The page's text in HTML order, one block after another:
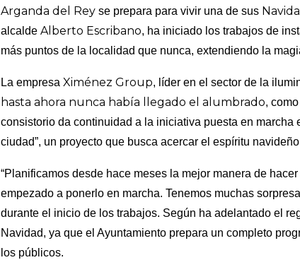
Arganda del Rey se prepara para vivir una de sus
alcaldeAlberto Escribano, ha iniciado los trabajos de
más puntos de la localidad que nunca, extendiendo la
La empresaXiménez Group, líder en el sector de la
hasta ahora nunca había llegado el alumbrado, como
consistorio da continuidad a la iniciativa puesta en
ciudad”, un proyecto que busca acercar el espíritu
“Planificamos desde hace meses la mejor manera de
empezado a ponerlo en marcha. Tenemos muchas
durante el inicio de los trabajos. Según ha adelantado el
Navidad, ya que el Ayuntamiento prepara un completo
los públicos.